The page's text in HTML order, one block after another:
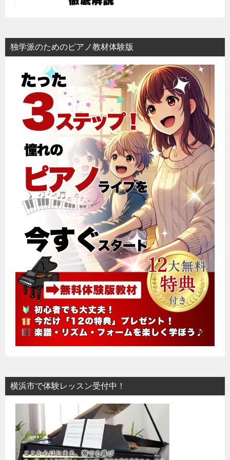
独学派のためのピアノ教材体験版
横浜市で体験レッスン受付中！